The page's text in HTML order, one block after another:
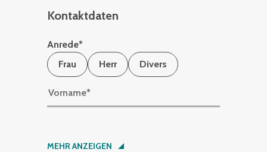
Kontaktdaten
Anrede*
Frau
Herr Divers
Vorname*
Nachname*
MEHR ANZEIGEN